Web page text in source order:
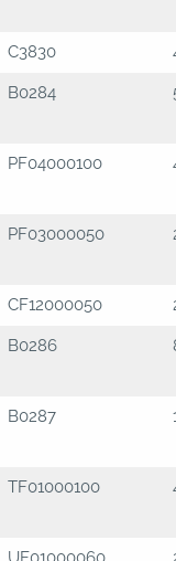
C3830
B0284
PF04000100
PF03000050
CF12000050
B0286
B0287
TF01000100